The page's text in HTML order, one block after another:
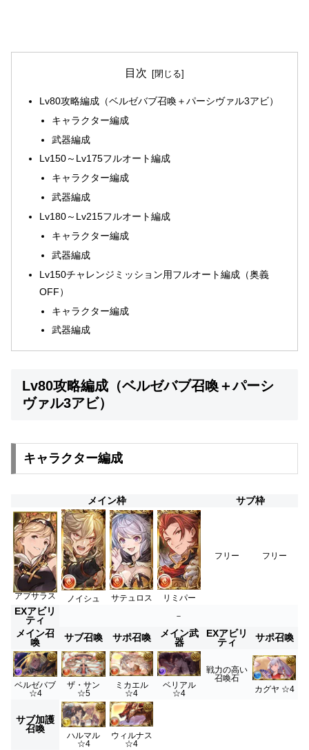
目次
Lv80攻略編成（ベルゼバブ召喚＋パーシヴァル3アビ）
キャラクター編成
武器編成
Lv150～Lv175フルオート編成
キャラクター編成
武器編成
Lv180～Lv215フルオート編成
キャラクター編成
武器編成
Lv150チャレンジミッション用フルオート編成（奥義
OFF）
キャラクター編成
武器編成
Lv80攻略編成（ベルゼバブ召喚＋パーシ
ヴァル3アビ）
キャラクター編成
メイン枠 サブ枠
アプサラス ノイシュ サテュロス リミパー
フリー フリー
EXアビリ
ティ
－
メイン召
喚
サブ召喚 サポ召喚
メイン武
器
EXアビリ
ティ
サポ召喚
ベルゼバブ
☆4
ザ・サン
☆5
ミカエル
☆4
ベリアル
☆4
戦力の高い
召喚石
カグヤ ☆4
サブ加護
召喚
ハルマル
☆4
ウィルナス
☆4